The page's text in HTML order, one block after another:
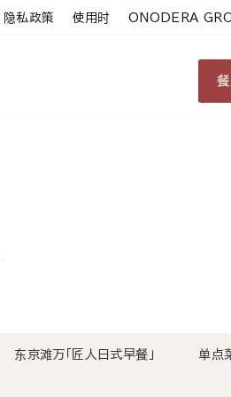
隐私政策 使用时 ONODERA
东京滩万「匠人日式早餐」 单点